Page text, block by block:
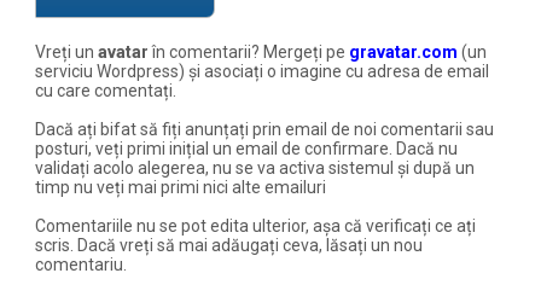
Vreți unavatarîn comentarii? Mergeți pe gravatar.com (un
serviciu Wordpress) și asociați o imagine cu adresa de email
cu care comentați.
Dacă ați bifat să fiți anunțați prin email de noi comentarii sau
posturi, veți primi inițial un email de confirmare. Dacă nu
validați acolo alegerea, nu se va activa sistemul și după un
timp nu veți mai primi nici alte emailuri
Comentariile nu se pot edita ulterior, așa că verificați ce ați
scris. Dacă vreți să mai adăugați ceva, lăsați un nou
comentariu.